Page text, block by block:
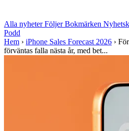
Alla nyheterFöljerBokmärken
Podd
Hem › iPhone Sales Forecast 2026 ›
förväntas falla nästa år, med bet...